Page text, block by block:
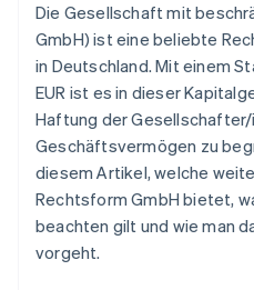
5. Geschäftskonto
Handelsregister
6. Eintrag ins
7. Anmeldung beim
Wie lange dauert der
Kann man eine GmbH auch
Die Gesellschaft mit
GmbH) ist eine beliebte
in Deutschland. Mit einem
EUR ist es in dieser
Haftung der Gesellschafter/
Geschäftsvermögen zu
diesem Artikel, welche
Rechtsform GmbH bietet,
beachten gilt und wie man
vorgeht.